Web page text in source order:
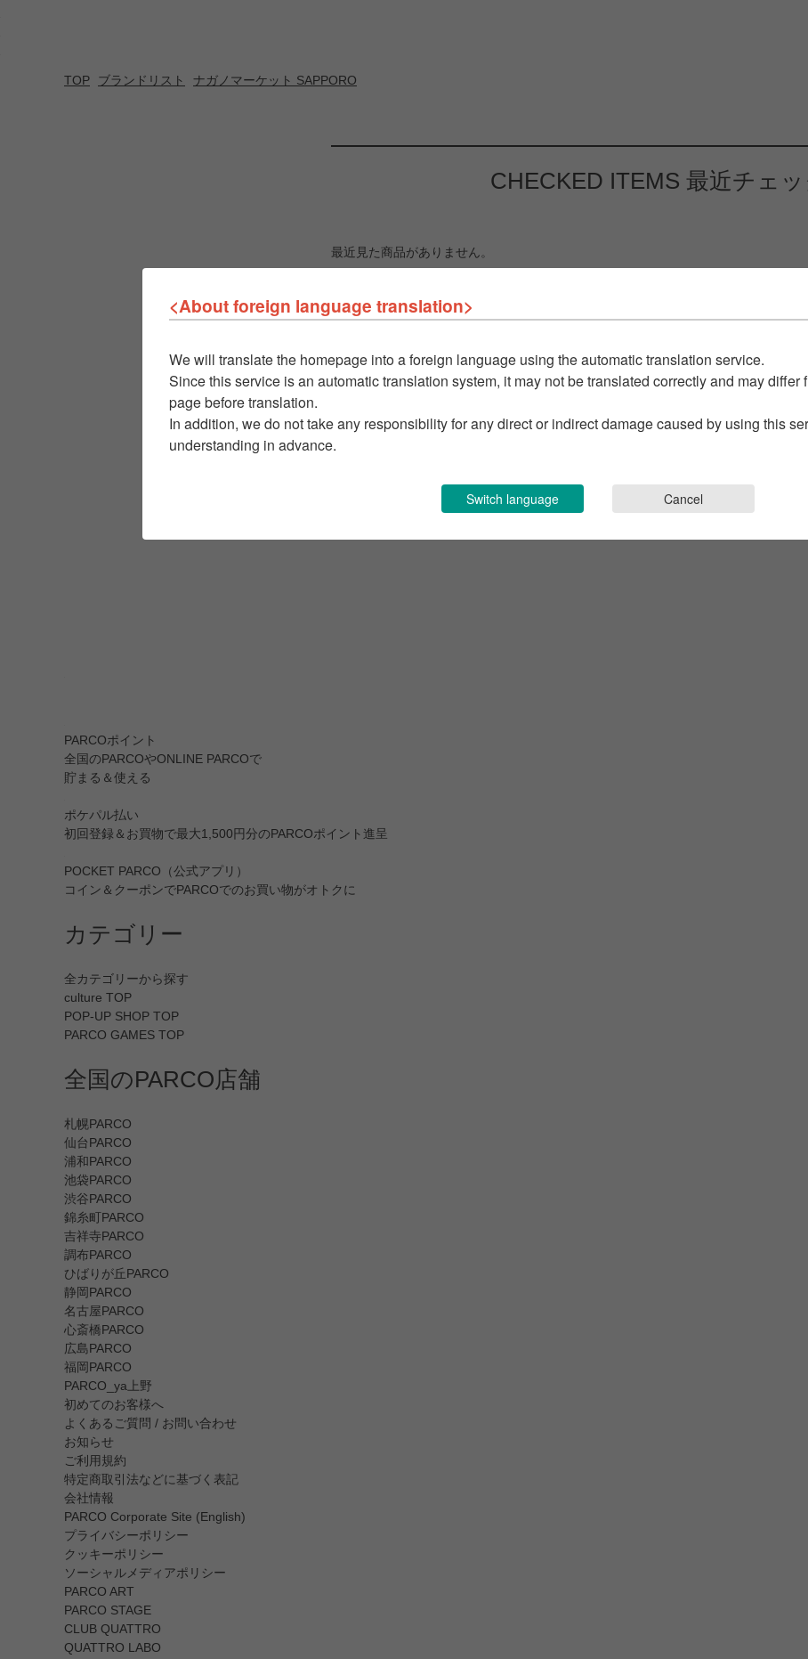
TOP ブランドリスト ナガノマーケット SAPPORO
CHECKED ITEMS 最近チェ
最近見た商品がありません。
PARCOポイント
全国のPARCOやONLINE PARCOで
貯まる＆使える
ポケパル払い
初回登録＆お買物で最大1,500円分のPARCOポイント進呈
POCKET PARCO（公式アプリ）
コイン＆クーポンでPARCOでのお買い物がオトクに
カテゴリー
全カテゴリーから探す
culture TOP
POP-UP SHOP TOP
PARCO GAMES TOP
全国のPARCO店舗
札幌PARCO
仙台PARCO
浦和PARCO
池袋PARCO
渋谷PARCO
錦糸町PARCO
吉祥寺PARCO
調布PARCO
ひばりが丘PARCO
静岡PARCO
名古屋PARCO
心斎橋PARCO
広島PARCO
福岡PARCO
PARCO_ya上野
初めてのお客様へ
よくあるご質問 / お問い合わせ
お知らせ
ご利用規約
特定商取引法などに基づく表記
会社情報
PARCO Corporate Site (English)
プライバシーポリシー
クッキーポリシー
ソーシャルメディアポリシー
PARCO ART
PARCO STAGE
CLUB QUATTRO
QUATTRO LABO
<About foreign language translation>
We will translate the homepage into a foreign language using the automatic translation service.
Since this service is an automatic translation system, it may not be translated correctly and may differ
page before translation.
In addition, we do not take any responsibility for any direct or indirect damage caused by using this
understanding in advance.
Switch language Cancel